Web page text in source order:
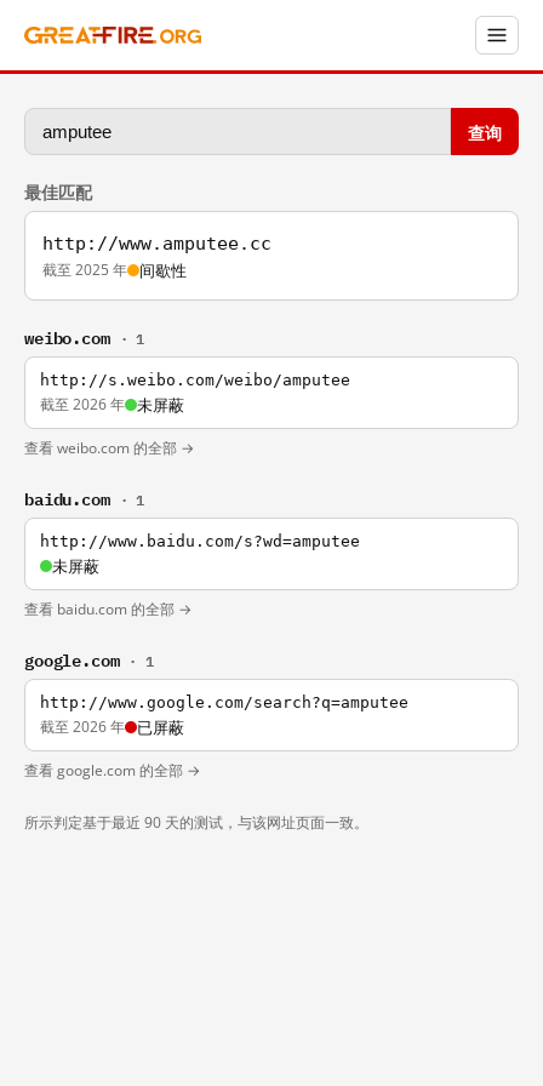
查询
最佳匹配
http://www.amputee.cc
截至 2025 年 间歇性
weibo.com · 1
http://s.weibo.com/weibo/amputee
截至 2026 年 未屏蔽
查看 weibo.com 的全部 →
baidu.com · 1
http://www.baidu.com/s?wd=amputee
未屏蔽
查看 baidu.com 的全部 →
google.com · 1
http://www.google.com/search?q=amputee
截至 2026 年 已屏蔽
查看 google.com 的全部 →
所示判定基于最近 90 天的测试，与该网址页面一致。